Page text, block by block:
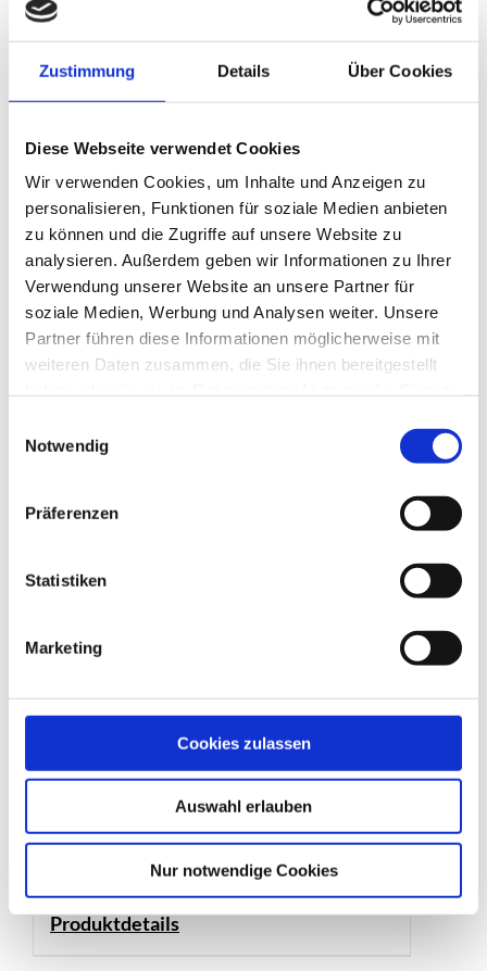
Zustimmung Details Über Cookies
Diese Webseite verwendet Cookies
Wir verwenden Cookies, um Inhalte und Anzeigen zu
personalisieren, Funktionen für soziale Medien anbieten
zu können und die Zugriffe auf unsere Website zu
analysieren. Außerdem geben wir Informationen zu Ihrer
Verwendung unserer Website an unsere Partner für
soziale Medien, Werbung und Analysen weiter. Unsere
Partner führen diese Informationen möglicherweise mit
weiteren Daten zusammen, die Sie ihnen bereitgestellt
Notwendig
Präferenzen
Statistiken
Marketing
Cookies zulassen
Auswahl erlauben
Nur notwendige Cookies
Ähnliche Produkte
Produktdetails